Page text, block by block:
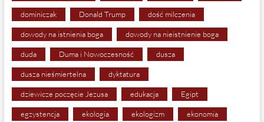
dominiczak Donald Trump dość milczenia
dowody na istnienia boga dowody na nieistnienie boga
duda Duma i Nowoczesność dusza
dusza nieśmiertelna dyktatura
dziewicze poczęcie Jezusa edukacja Egipt
egzystencja ekologia ekologizm ekonomia